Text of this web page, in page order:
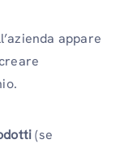
appare
(se